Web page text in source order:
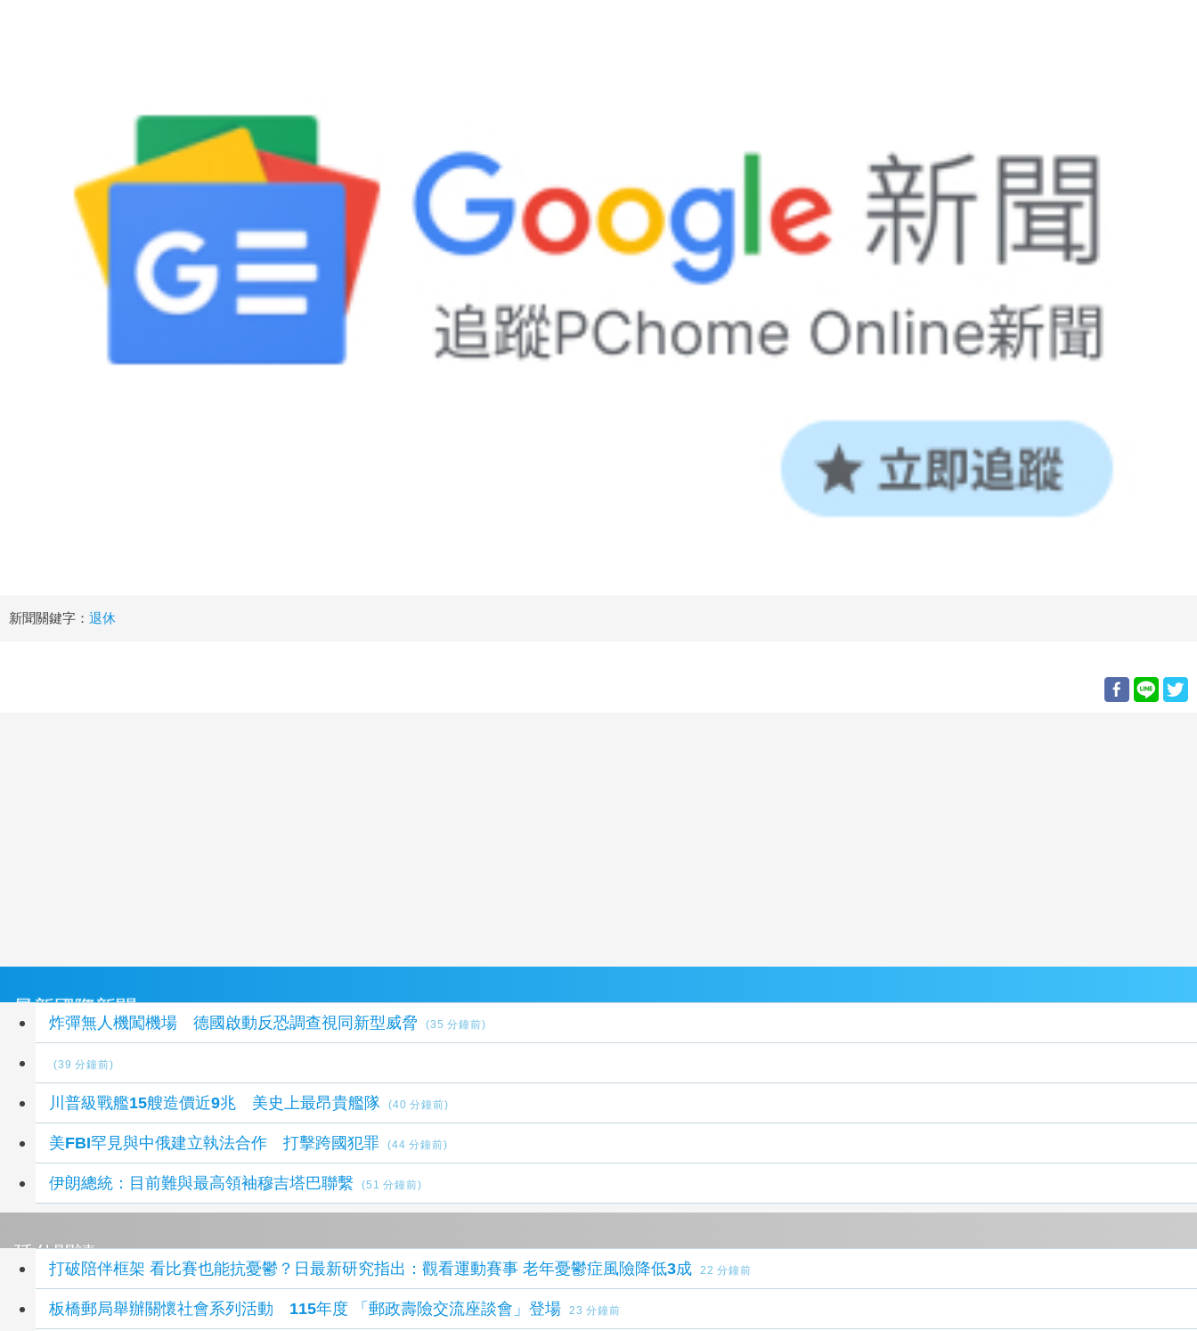
新聞關鍵字： 退休
最新國際新聞
炸彈無人機闖機場 德國啟動反恐調查視同新型威脅 (35 分鐘前)
(39 分鐘前)
川普級戰艦15艘造價近9兆 美史上最昂貴艦隊 (40 分鐘前)
美FBI罕見與中俄建立執法合作 打擊跨國犯罪 (44 分鐘前)
伊朗總統：目前難與最高領袖穆吉塔巴聯繫 (51 分鐘前)
延伸閱讀
打破陪伴框架 看比賽也能抗憂鬱？日最新研究指出：觀看運動賽事 老年憂鬱症風險降低3成 22 分鐘前
板橋郵局舉辦關懷社會系列活動 115年度 「郵政壽險交流座談會」登場 23 分鐘前